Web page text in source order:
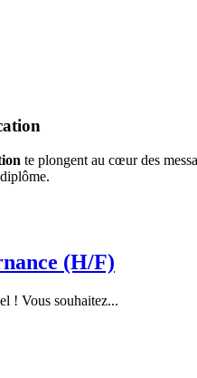
te plongent au cœur des
(H/F)
! Vous souhaitez...